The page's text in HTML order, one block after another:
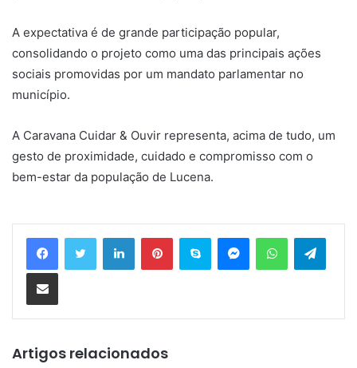
A expectativa é de grande participação popular,
consolidando o projeto como uma das principais ações
sociais promovidas por um mandato parlamentar no
município.
A Caravana Cuidar & Ouvir representa, acima de tudo, um
gesto de proximidade, cuidado e compromisso com o
bem-estar da população de Lucena.
Artigos relacionados